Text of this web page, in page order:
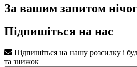
За вашим запитом
Підпишіться на нас
Підпишіться на нашу розсилку і
та знижок